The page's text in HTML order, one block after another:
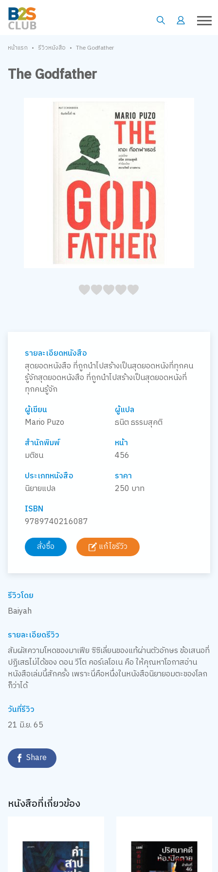
หน้าแรก • รีวิวหนังสือ • The Godfather
The Godfather
45
4
35
3
25
2
15
1
05
รายละเอียดหนังสือ
สุดยอดหนังสือ ที่ถูกนำไปสร้างเป็นสุดยอดหนังที่ทุกคน
รู้จักสุดยอดหนังสือ ที่ถูกนำไปสร้างเป็นสุดยอดหนังที่
ทุกคนรู้จัก
ผู้เขียน
Mario Puzo
ผู้แปล
ธนิต ธรรมสุคติ
สำนักพิมพ์
มติชน
หน้า
456
ประเภทหนังสือ
นิยายแปล
ราคา
250 บาท
ISBN
9789740216087
สั่งซื้อ
แก้ไขรีวิว
รีวิวโดย
Baiyah
รายละเอียดรีวิว
สัมผัสความโหดของมาเฟีย ซิซิเลี่ยนของแท้ผ่านตัวอักษร ข้อเสนอที่
ปฏิเสธไม่ได้ของ ดอน วีโต คอร์เลโอเน คือ ให้คุณหาโอกาสอ่าน
หนังสือเล่มนี้สักครั้ง เพราะนี่คือหนึ่งในหนังสือนิยายอมตะของโลก
ก็ว่าได้
วันที่รีวิว
21 มิ.ย. 65
Share
หนังสือที่เกี่ยวข้อง